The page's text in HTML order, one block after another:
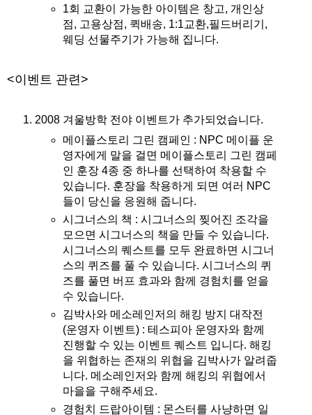
1회 교환이 가능한 아이템은 창고, 개인상
점, 고용상점, 퀵배송, 1:1교환,필드버리기,
웨딩 선물주기가 가능해 집니다.
<이벤트 관련>
2008 겨울방학 전야 이벤트가 추가되었습니다.
메이플스토리 그린 캠페인 : NPC 메이플 운
영자에게 말을 걸면 메이플스토리 그린 캠페
인 훈장 4종 중 하나를 선택하여 착용할 수
있습니다. 훈장을 착용하게 되면 여러 NPC
들이 당신을 응원해 줍니다.
시그너스의 책 : 시그너스의 찢어진 조각을
모으면 시그너스의 책을 만들 수 있습니다.
시그너스의 퀘스트를 모두 완료하면 시그너
스의 퀴즈를 풀 수 있습니다. 시그너스의 퀴
즈를 풀면 버프 효과와 함께 경험치를 얻을
수 있습니다.
김박사와 메소레인저의 해킹 방지 대작전
(운영자 이벤트) : 테스피아 운영자와 함께
진행할 수 있는 이벤트 퀘스트 입니다. 해킹
을 위협하는 존재의 위협을 김박사가 알려줍
니다. 메소레인저와 함께 해킹의 위협에서
마을을 구해주세요.
경험치 드랍아이템 : 몬스터를 사냥하면 일